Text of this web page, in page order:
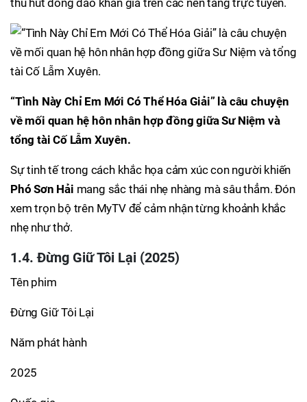
thu hút đông đảo khán giả trên các nền tảng trực tuyến.
“Tình Này Chỉ Em Mới Có Thể Hóa Giải” là câu chuyện
về mối quan hệ hôn nhân hợp đồng giữa Sư Niệm và
tổng tài Cố Lẫm Xuyên.
Sự tinh tế trong cách khắc họa cảm xúc con người khiến
Phó Sơn Hải mang sắc thái nhẹ nhàng mà sâu thẳm. Đón
xem trọn bộ trên MyTV để cảm nhận từng khoảnh khắc
nhẹ như thở.
1.4. Đừng Giữ Tôi Lại (2025)
Tên phim
Đừng Giữ Tôi Lại
Năm phát hành
2025